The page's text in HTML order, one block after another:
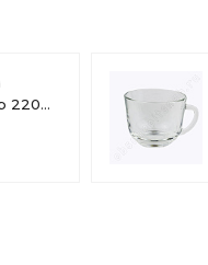
220